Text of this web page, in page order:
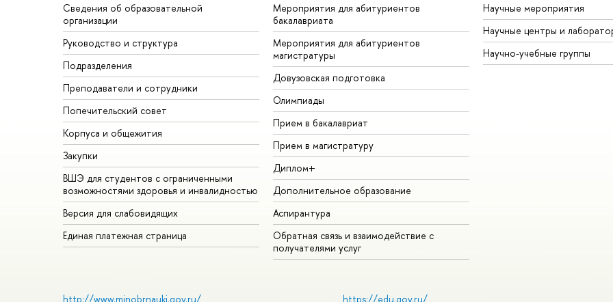
Сведения об образовательной
организации
Руководство и структура
Подразделения
Преподаватели и сотрудники
Попечительский совет
Корпуса и общежития
Закупки
ВШЭ для студентов с ограниченными
возможностями здоровья и инвалидностью
Версия для слабовидящих
Единая платежная страница
Мероприятия для абитуриентов
бакалавриата
Мероприятия для абитуриентов
магистратуры
Довузовская подготовка
Олимпиады
Прием в бакалавриат
Прием в магистратуру
Диплом+
Дополнительное образование
Аспирантура
Обратная связь и взаимодействие с
получателями услуг
Научные мероприятия
Научные центры и
Научно-учебные группы
http://www.minobrnauki.gov.ru/ https://edu.gov.ru/